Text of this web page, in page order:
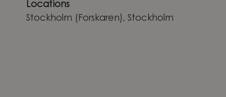
Locations
Stockholm (Forskaren), Stockholm